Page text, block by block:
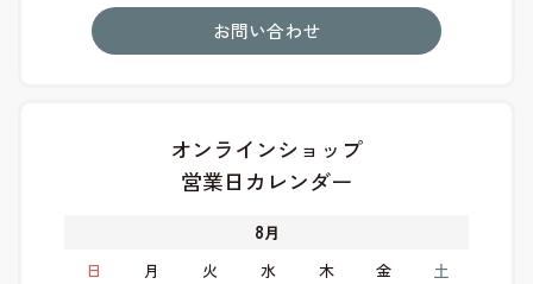
お問い合わせ
オンラインショップ
営業日カレンダー
8月
日
月 火 水 木 金 土